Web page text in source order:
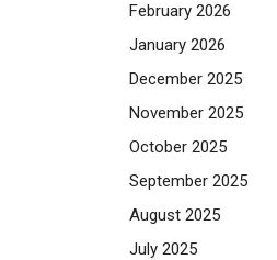
February 2026
January 2026
December 2025
November 2025
October 2025
September 2025
August 2025
July 2025